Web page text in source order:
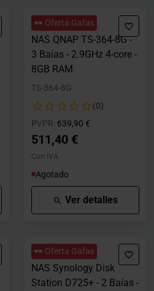
🕶️ Oferta Gafas
NAS QNAP TS-364-8G -
3 Baías - 2.9GHz 4-core -
8GB RAM
TS-364-8G
(0)
PVPR: Precio rebajado desde
639,90 €
511,40 €
Con IVA
Agotado
Ver detalles
🕶️ Oferta Gafas
NAS Synology Disk
Station D725+ - 2 Baías -